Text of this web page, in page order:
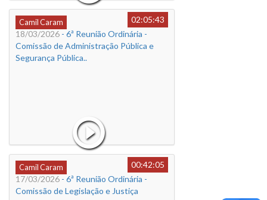
Camil Caram
02:05:43
18/03/2026 - 6ª Reunião Ordinária -
Comissão de Administração Pública e
Segurança Pública..
Camil Caram
00:42:05
17/03/2026 - 6ª Reunião Ordinária -
Comissão de Legislação e Justiça